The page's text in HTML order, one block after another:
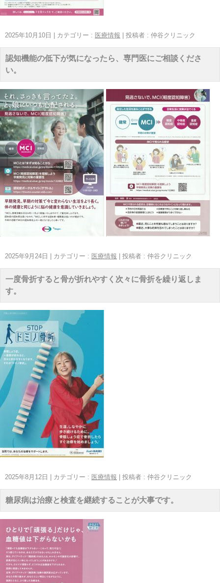
2025年10月10日 カテゴリー : 医療情報 投稿者 : 仲谷クリニック
認知機能の低下が気になったら、専門医にご相談くださ
い。
2025年9月24日 カテゴリー : 医療情報 投稿者 : 仲谷クリニック
一度骨折すると骨が折れやすく次々に骨折を繰り返しま
す。
2025年8月12日 カテゴリー : 医療情報 投稿者 : 仲谷クリニック
糖尿病は治療と検査を継続することが大事です。